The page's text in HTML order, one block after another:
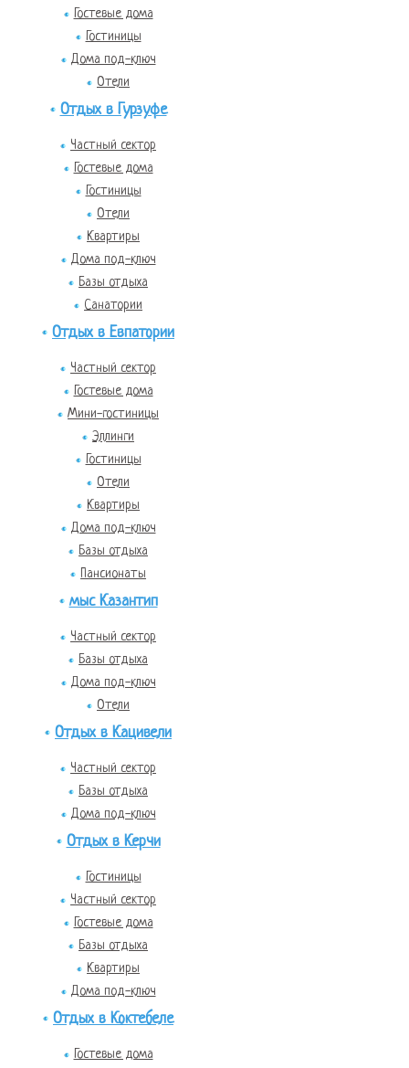
Гостевые дома
Гостиницы
Дома под-ключ
Отели
Отдых в Гурзуфе
Частный сектор
Гостевые дома
Гостиницы
Отели
Квартиры
Дома под-ключ
Базы отдыха
Санатории
Отдых в Евпатории
Частный сектор
Гостевые дома
Мини-гостиницы
Эллинги
Гостиницы
Отели
Квартиры
Дома под-ключ
Базы отдыха
Пансионаты
мыс Казантип
Частный сектор
Базы отдыха
Дома под-ключ
Отели
Отдых в Кацивели
Частный сектор
Базы отдыха
Дома под-ключ
Отдых в Керчи
Гостиницы
Частный сектор
Гостевые дома
Базы отдыха
Квартиры
Дома под-ключ
Отдых в Коктебеле
Гостевые дома